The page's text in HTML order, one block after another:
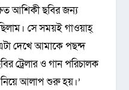
আশিকী ছবির জন্য
সে সময়ই গাওয়াহ্
দেখে আমাকে পছন্দ
ট্রেলার ও গান পরিচালক
নিয়ে আলাপ শুরু হয়।’